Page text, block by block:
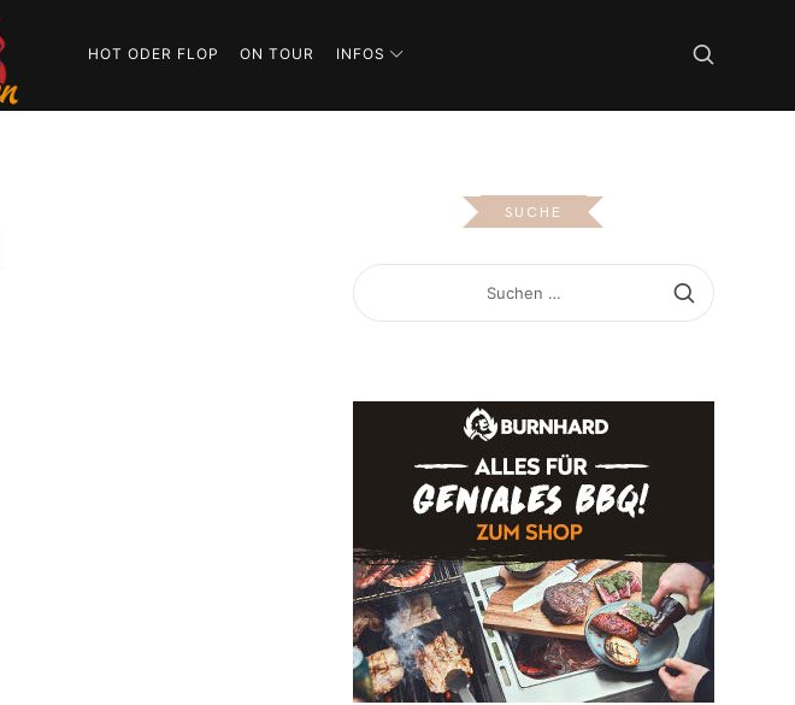
HOT ODER FLOP ON TOUR INFOS
SUCHE
SUCHEN